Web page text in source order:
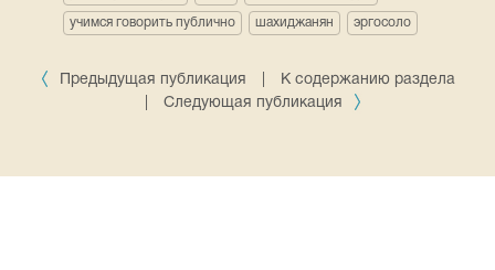
учимся говорить публично шахиджанян эргосоло
Предыдущая публикация
К содержанию раздела
Следующая публикация